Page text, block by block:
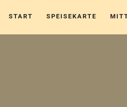
START SPEISEKARTE